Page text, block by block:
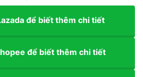
để biết thêm chi tiết
để biết thêm chi tiết